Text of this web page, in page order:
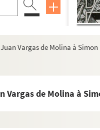
Vargas de Molina à
Vargas de Molina à
de Savoie, à Simon Renard.
II. Paris, 14 septembre 1556